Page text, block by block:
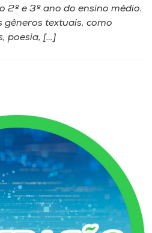
2º e 3º ano do ensino médio.
textuais, como
poesia, […]